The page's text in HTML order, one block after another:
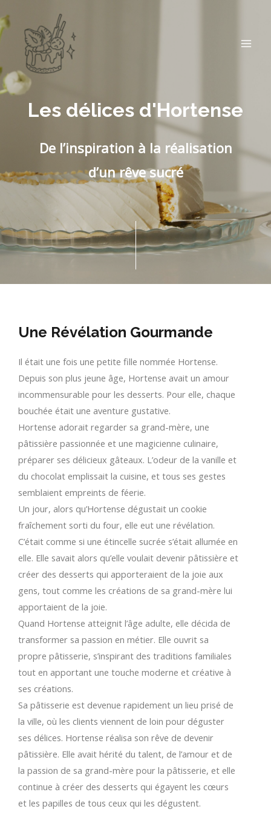
au
contenu
Les délices d'Hortense
De l’inspiration à la réalisation
d’un rêve sucré
Une Révélation Gourmande
Il était une fois une petite fille nommée Hortense.
Depuis son plus jeune âge, Hortense avait un amour
incommensurable pour les desserts. Pour elle, chaque
bouchée était une aventure gustative.
Hortense adorait regarder sa grand-mère, une
pâtissière passionnée et une magicienne culinaire,
préparer ses délicieux gâteaux. L’odeur de la vanille et
du chocolat emplissait la cuisine, et tous ses gestes
semblaient empreints de féerie.
Un jour, alors qu’Hortense dégustait un cookie
fraîchement sorti du four, elle eut une révélation.
C’était comme si une étincelle sucrée s’était allumée en
elle. Elle savait alors qu’elle voulait devenir pâtissière et
créer des desserts qui apporteraient de la joie aux
gens, tout comme les créations de sa grand-mère lui
apportaient de la joie.
Quand Hortense atteignit l’âge adulte, elle décida de
transformer sa passion en métier. Elle ouvrit sa
propre pâtisserie, s’inspirant des traditions familiales
tout en apportant une touche moderne et créative à
ses créations.
Sa pâtisserie est devenue rapidement un lieu prisé de
la ville, où les clients viennent de loin pour déguster
ses délices. Hortense réalisa son rêve de devenir
pâtissière. Elle avait hérité du talent, de l’amour et de
la passion de sa grand-mère pour la pâtisserie, et elle
continue à créer des desserts qui égayent les cœurs
et les papilles de tous ceux qui les dégustent.